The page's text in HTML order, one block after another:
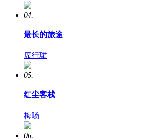
04.
最长的旅途
席行珺
05.
红尘客栈
梅旸
06.